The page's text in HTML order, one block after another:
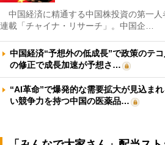
中国経済に精通する中国株投資の第一人
連載「チャイナ・リサーチ」。中国企…
中国経済“予想外の低成長”で政策のテ
の修正で成長加速が予想さ…
“AI革命”で爆発的な需要拡大が見込ま
い競争力を持つ中国の医薬品…